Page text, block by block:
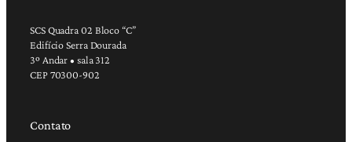
SCS Quadra 02 Bloco “C”
Edifício Serra Dourada
3º Andar • sala 312
CEP 70300-902
Contato